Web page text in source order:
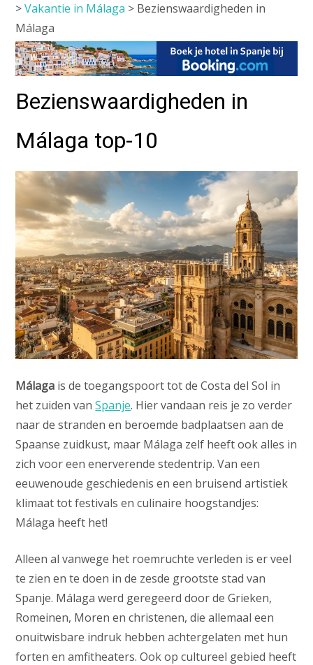
>Vakantie in Málaga > Bezienswaardigheden in
Málaga
Bezienswaardigheden in
Málaga top-10
Málaga is de toegangspoort tot de Costa del Sol in
het zuiden vanSpanje. Hier vandaan reis je zo verder
naar de stranden en beroemde badplaatsen aan de
Spaanse zuidkust, maar Málaga zelf heeft ook alles in
zich voor een enerverende stedentrip. Van een
eeuwenoude geschiedenis en een bruisend artistiek
klimaat tot festivals en culinaire hoogstandjes:
Málaga heeft het!
Alleen al vanwege het roemruchte verleden is er veel
te zien en te doen in de zesde grootste stad van
Spanje. Málaga werd geregeerd door de Grieken,
Romeinen, Moren en christenen, die allemaal een
onuitwisbare indruk hebben achtergelaten met hun
forten en amfitheaters. Ook op cultureel gebied heeft